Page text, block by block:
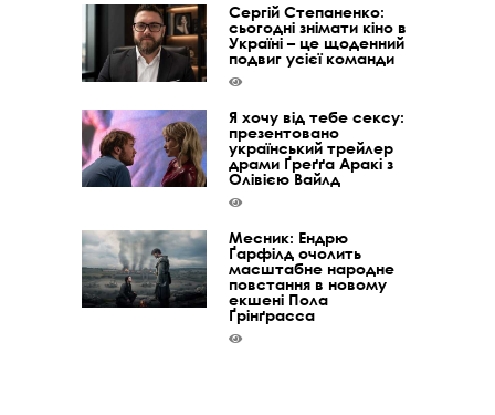
Сергій Степаненко:
сьогодні знімати кіно в
Україні – це щоденний
подвиг усієї команди
Я хочу від тебе сексу:
презентовано
український трейлер
драми Ґреґґа Аракі з
Олівією Вайлд
Месник: Ендрю
Ґарфілд очолить
масштабне народне
повстання в новому
екшені Пола
Ґрінґрасса